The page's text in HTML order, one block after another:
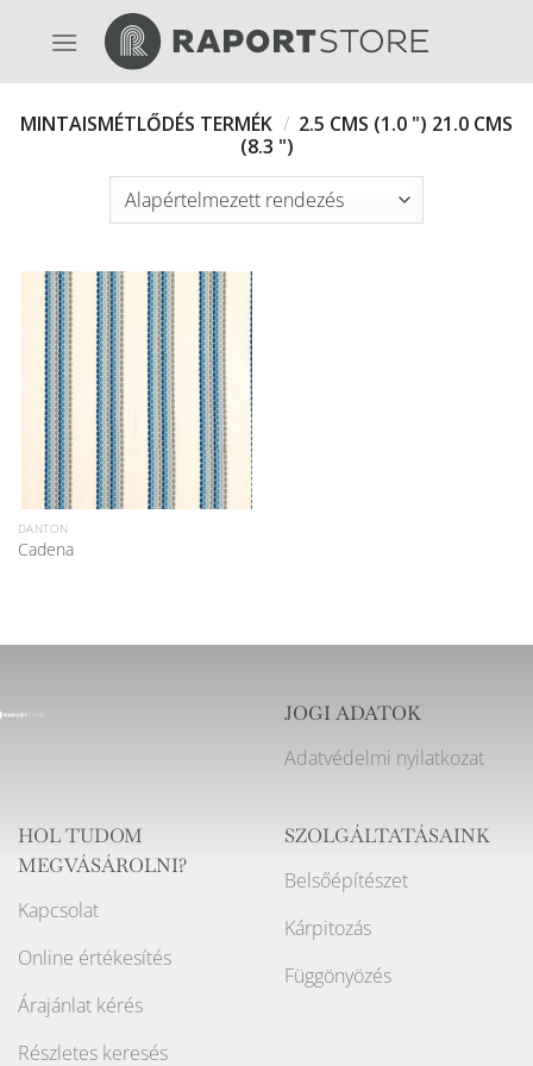
MINTAISMÉTLŐDÉS TERMÉK / 2.5 CMS (1.0 ") 21.0 CMS
(8.3 ")
DANTON
Cadena
JOGI ADATOK
Adatvédelmi nyilatkozat
HOL TUDOM
MEGVÁSÁROLNI?
Kapcsolat
Online értékesítés
Árajánlat kérés
Részletes keresés
SZOLGÁLTATÁSAINK
Belsőépítészet
Kárpitozás
Függönyözés